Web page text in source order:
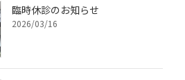
臨時休診のお知らせ
2026/03/16